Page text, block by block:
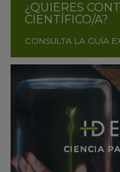
¿QUIERES
CIENTÍFICO/A?
CONSULTA LA GUÍA